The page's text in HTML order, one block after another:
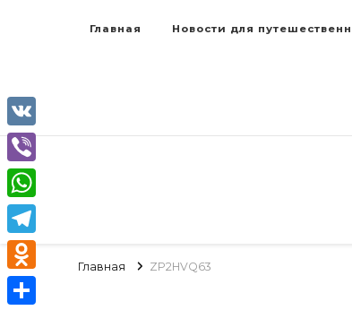
Главная Новости для
Главная ZP2HVQ63
VK
Viber
WhatsApp
Telegram
Odnoklassniki